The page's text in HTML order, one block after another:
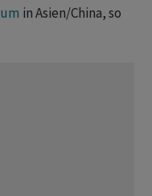
in Asien/China, so